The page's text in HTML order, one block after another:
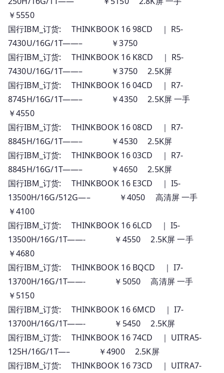
￥5550
国行IBM_订货: THINKBOOK 16 98CD ｜ R5-
7430U/16G/1T——– ￥3750
国行IBM_订货: THINKBOOK 16 K8CD ｜ R5-
7430U/16G/1T——– ￥3750 2.5K屏
国行IBM_订货: THINKBOOK 16 04CD ｜ R7-
8745H/16G/1T——– ￥4350 2.5K屏 一手
￥4550
国行IBM_订货: THINKBOOK 16 08CD ｜ R7-
8845H/16G/1T——– ￥4530 2.5K屏
国行IBM_订货: THINKBOOK 16 03CD ｜ R7-
8845H/16G/1T——– ￥4650 2.5K屏
国行IBM_订货: THINKBOOK 16 E3CD ｜ I5-
13500H/16G/512G—– ￥4050 高清屏 一手
￥4100
国行IBM_订货: THINKBOOK 16 6LCD ｜ I5-
13500H/16G/1T——- ￥4550 2.5K屏 一手
￥4680
国行IBM_订货: THINKBOOK 16 BQCD ｜ I7-
13700H/16G/1T——- ￥5050 高清屏 一手
￥5150
国行IBM_订货: THINKBOOK 16 6MCD ｜ I7-
13700H/16G/1T——- ￥5450 2.5K屏
国行IBM_订货: THINKBOOK 16 74CD ｜ UITRA5-
125H/16G/1T—– ￥4900 2.5K屏
国行IBM_订货: THINKBOOK 16 73CD ｜ UITRA7-